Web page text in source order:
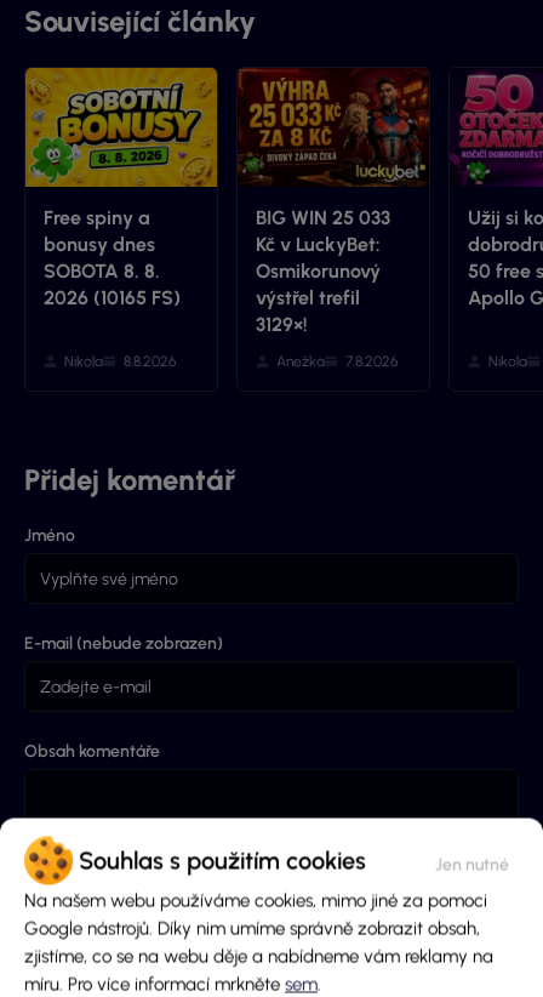
Souhlas s použitím cookies
Na našem webu používáme cookies, mimo jiné za pomoci
Google nástrojů. Díky nim umíme správně zobrazit obsah,
zjistíme, co se na webu děje a nabídneme vám reklamy na
míru. Pro více informací mrkněte sem.
mnohem více informací.
Související články
Free spiny a
bonusy dnes
SOBOTA 8. 8.
2026 (10165 FS)
Nikola 8.8.2026
BIG WIN 25 033
Kč v LuckyBet:
Osmikorunový
výstřel trefil
3129×!
Anežka 7.8.2026
Užij si
50 free
Apollo
Nikola
Přidej komentář
Jméno
E-mail (nebude zobrazen)
Obsah komentáře
Odeslaním souhlasíš se zpracováním osobních údajů